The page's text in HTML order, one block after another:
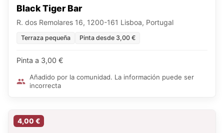
Black Tiger Bar
R. dos Remolares 16, 1200-161 Lisboa, Portugal
Terraza pequeña Pinta desde 3,00 €
Pinta a 3,00 €
Añadido por la comunidad. La información puede ser
incorrecta
4,00 €